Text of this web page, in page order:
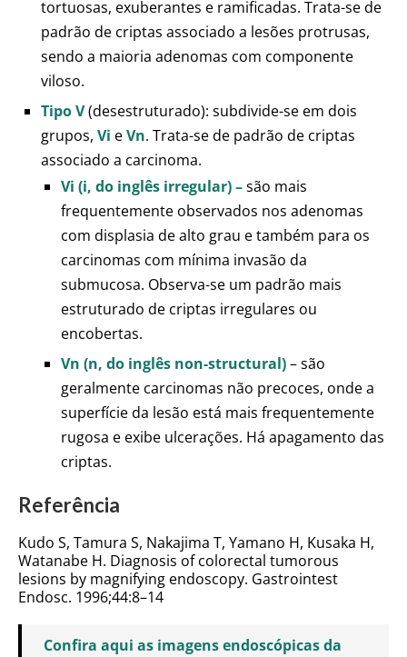
tortuosas, exuberantes e ramificadas. Trata-se de
padrão de criptas associado a lesões protrusas,
sendo a maioria adenomas com componente
viloso.
Tipo V(desestruturado): subdivide-se em dois
grupos, Vi eVn. Trata-se de padrão de criptas
associado a carcinoma.
Vi (i, do inglês irregular) –são mais
frequentemente observados nos adenomas
com displasia de alto grau e também para os
carcinomas com mínima invasão da
submucosa. Observa-se um padrão mais
estruturado de criptas irregulares ou
encobertas.
Vn (n, do inglês non-structural)– são
geralmente carcinomas não precoces, onde a
superfície da lesão está mais frequentemente
rugosa e exibe ulcerações. Há apagamento das
criptas.
Referência
Kudo S, Tamura S, Nakajima T, Yamano H, Kusaka H,
Watanabe H. Diagnosis of colorectal tumorous
lesions by magnifying endoscopy. Gastrointest
Endosc. 1996;44:8–14
Confira aqui as imagens endoscópicas da